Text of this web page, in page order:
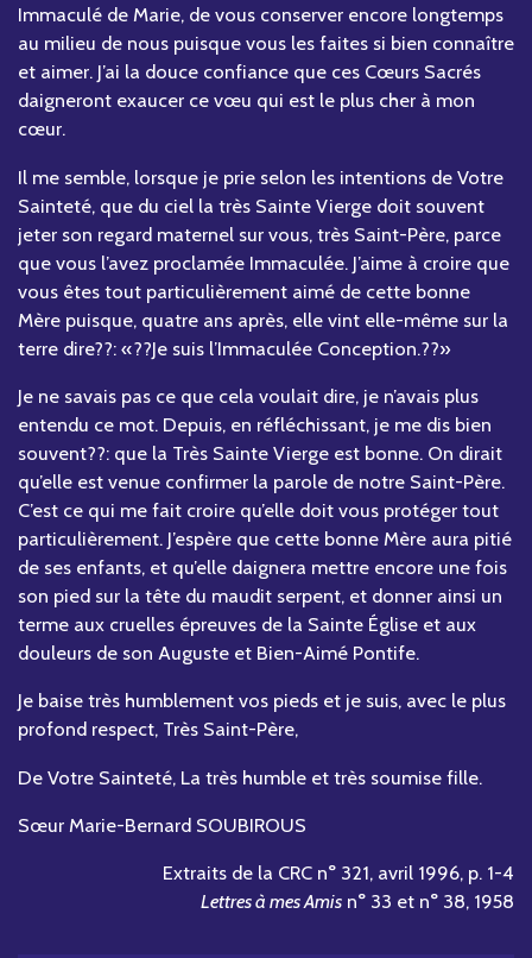
Immaculé de Marie, de vous conserver encore longtemps
au milieu de nous puisque vous les faites si bien connaître
et aimer. J’ai la douce confiance que ces Cœurs Sacrés
daigneront exaucer ce vœu qui est le plus cher à mon
cœur.
Il me semble, lorsque je prie selon les intentions de Votre
Sainteté, que du ciel la très Sainte Vierge doit souvent
jeter son regard maternel sur vous, très Saint-Père, parce
que vous l’avez proclamée Immaculée. J’aime à croire que
vous êtes tout particulièrement aimé de cette bonne
Mère puisque, quatre ans après, elle vint elle-même sur la
terre dire??: «??Je suis l’Immaculée Conception.??»
Je ne savais pas ce que cela voulait dire, je n’avais plus
entendu ce mot. Depuis, en réfléchissant, je me dis bien
souvent??: que la Très Sainte Vierge est bonne. On dirait
qu’elle est venue confirmer la parole de notre Saint-Père.
C’est ce qui me fait croire qu’elle doit vous protéger tout
particulièrement. J’espère que cette bonne Mère aura pitié
de ses enfants, et qu’elle daignera mettre encore une fois
son pied sur la tête du maudit serpent, et donner ainsi un
terme aux cruelles épreuves de la Sainte Église et aux
douleurs de son Auguste et Bien-Aimé Pontife.
Je baise très humblement vos pieds et je suis, avec le plus
profond respect, Très Saint-Père,
De Votre Sainteté, La très humble et très soumise fille.
Sœur Marie-Bernard SOUBIROUS
Extraits de la CRC n° 321, avril 1996, p. 1-4
Lettres à mes Amis n° 33 et n° 38, 1958